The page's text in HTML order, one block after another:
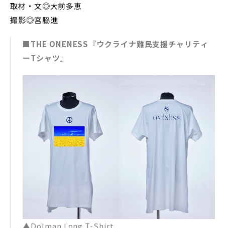
取材・文◎大前多恵
撮影◎宮脇進
■THE ONENESS『ウクライナ難民支援チャリティ
ーTシャツ』
▲Dolman Long T-Shirt